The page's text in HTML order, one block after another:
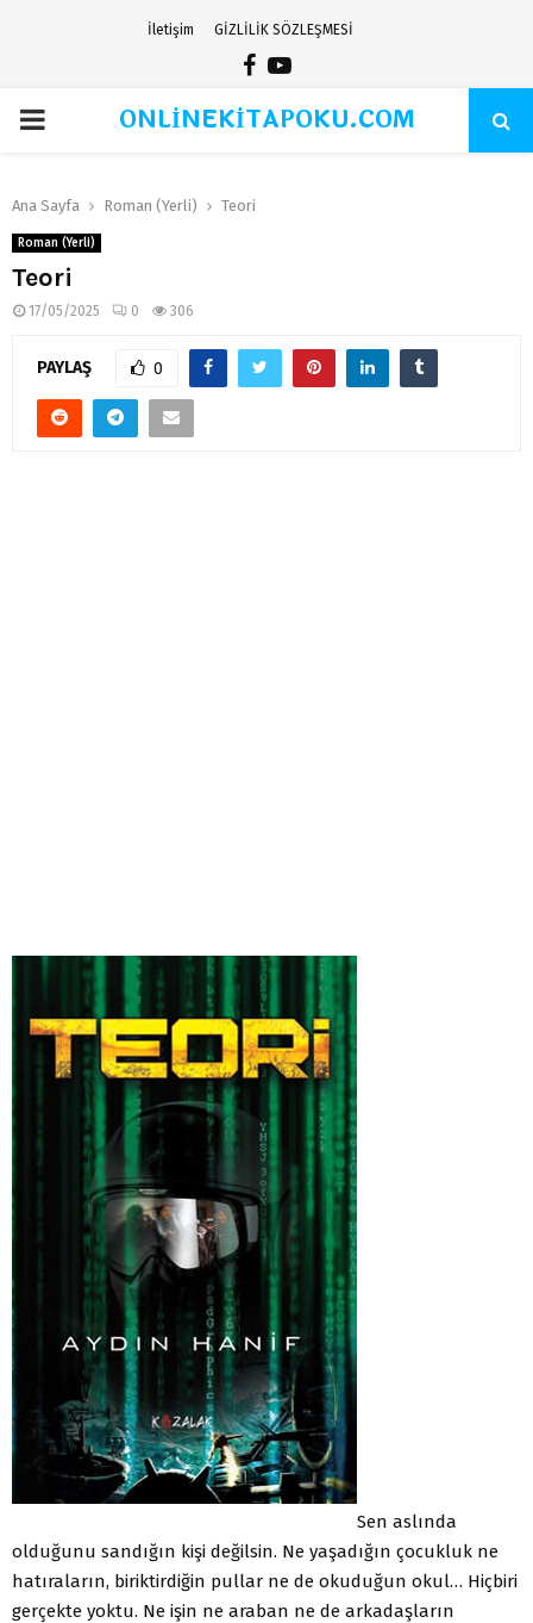
İletişim GİZLİLİK SÖZLEŞMESİ
Facebook
Youtube
PRIMARYONLİNEKİTAPOKU.COM
Ana Sayfa Roman (Yerli) Teori
Roman (Yerli)
Teori
17/05/2025 0 306
PAYLAŞ 0
Sen aslında
olduğunu sandığın kişi değilsin. Ne yaşadığın çocukluk ne
hatıraların, biriktirdiğin pullar ne de okuduğun okul… Hiçbiri
gerçekte yoktu. Ne işin ne araban ne de arkadaşların